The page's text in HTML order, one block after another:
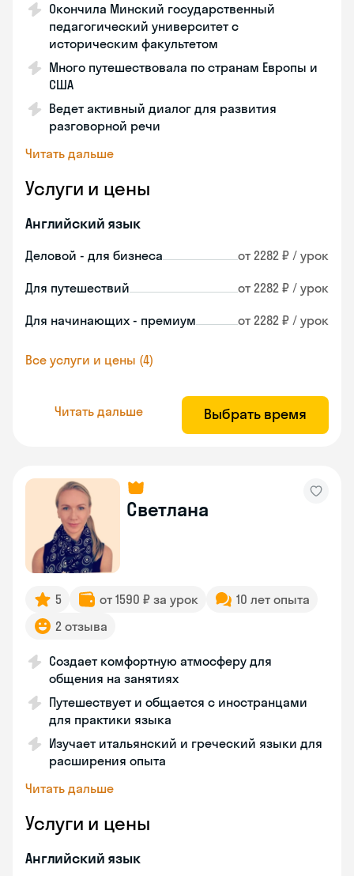
Окончила Минский государственный
педагогический университет с
историческим факультетом
Много путешествовала по странам Европы и
США
Ведет активный диалог для развития
разговорной речи
Читать дальше
Услуги и цены
Английский язык
Деловой - для бизнеса от 2282 ₽ / урок
Для путешествий от 2282 ₽ / урок
Для начинающих - премиум от 2282 ₽ / урок
Все услуги и цены (4)
Читать дальше Выбрать время
Светлана
5 от 1590 ₽ за урок
10 лет опыта
2 отзыва
Создает комфортную атмосферу для
общения на занятиях
Путешествует и общается с иностранцами
для практики языка
Изучает итальянский и греческий языки для
расширения опыта
Читать дальше
Услуги и цены
Английский язык